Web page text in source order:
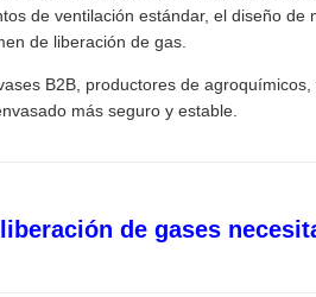
de ventilación estándar, el diseño
de liberación de gas.
B2B, productores de
más seguro y estable.
de gases